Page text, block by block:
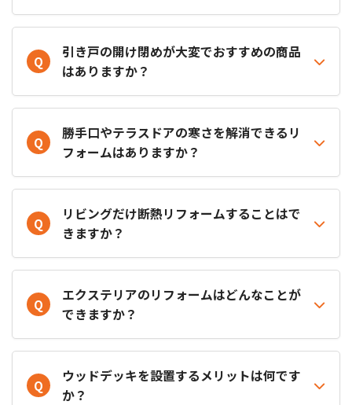
Q
引き戸の開け閉めが大変でおすすめの商品
はありますか？
Q
勝手口やテラスドアの寒さを解消できるリ
フォームはありますか？
Q
リビングだけ断熱リフォームすることはで
きますか？
Q
エクステリアのリフォームはどんなことが
できますか？
Q
ウッドデッキを設置するメリットは何です
か？